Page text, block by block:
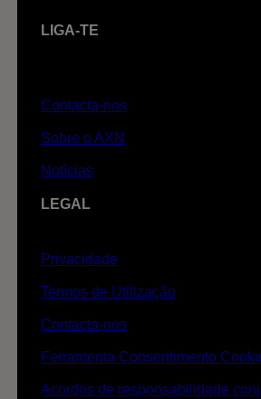
LIGA-TE
Contacta-nos
Sobre o AXN
Notícias
LEGAL
Privacidade
Termos de Utilização
Contacta-nos
Ferramenta Consentimento
Acordos de responsabilidade